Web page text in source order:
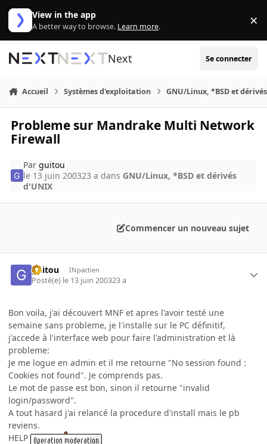
Aller au contenu
View in the app
A better way to browse. Learn more. ×
Next Se connecter
Accueil Systèmes d'exploitation GNU/Linux, *BSD et
Probleme sur Mandrake Multi Network
Firewall
Parguitou
le 13 juin 200323 a dans GNU/Linux, *BSD et dérivés
d'UNIX
Commencer un nouveau sujet
guitou INpactien
Posté(e) le 13 juin 200323 a
Bon voila, j'ai découvert MNF et apres l'avoir testé une
semaine sans probleme, je l'installe sur le PC définitif,
j'accede à l'interface web pour faire l'administration et là
probleme:
Je me logue en admin et il me retourne "No session found :
Cookies not found". Je comprends pas.
Le mot de passe est bon, sinon il retourne "invalid
login/password".
A tout hasard j'ai relancé la procedure d'install mais le pb
reviens.
HELP